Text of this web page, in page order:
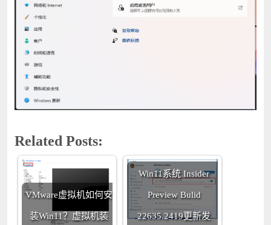
Related Posts:
VMware虚拟机如何安
装Win11？虚拟机装
Win11系统 Insider
Preview Bulid
22635.2419更新发